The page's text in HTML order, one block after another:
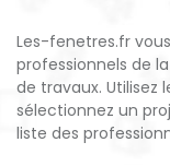
Les-fenetres.fr
professionnels de
de travaux. Utilisez
sélectionnez un
liste des